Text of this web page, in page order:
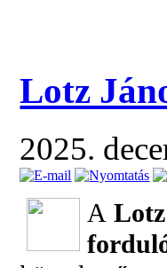
Lotz
2025.
A